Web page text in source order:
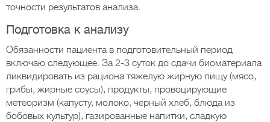
точности результатов анализа.
Подготовка к анализу
Обязанности пациента в подготовительный период
включаю следующее. За 2-3 суток до сдачи биоматериала
ликвидировать из рациона тяжелую жирную пищу (мясо,
грибы, жирные соусы), продукты, провоцирующие
метеоризм (капусту, молоко, черный хлеб, блюда из
бобовых культур), газированные напитки, сладкую